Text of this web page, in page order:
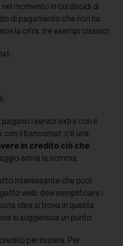
momento in cui decidi di
di pagamento che non ha
la cifra. tre esempi classici:
i servizi extra con il
il bancomat: c’è una
in credito ciò che
arriva la somma.
interessante che puoi
web: devi semplificare i
idea si trova in questa
si suggerisce un punto.
per iniziare. Per